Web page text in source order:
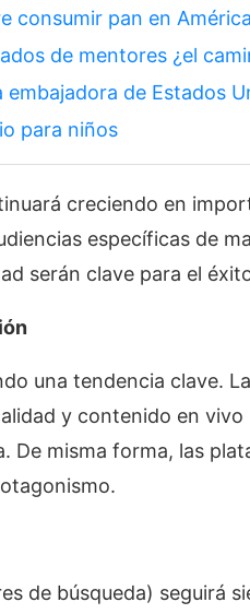
consumir pan en
de mentores ¿el
de Estados
para niños
creciendo en
específicas de
serán clave para el
una tendencia clave.
y contenido en
De misma forma, las
de búsqueda) seguirá